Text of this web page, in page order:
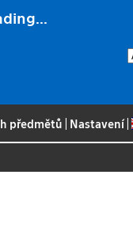
předmětů Nastavení|